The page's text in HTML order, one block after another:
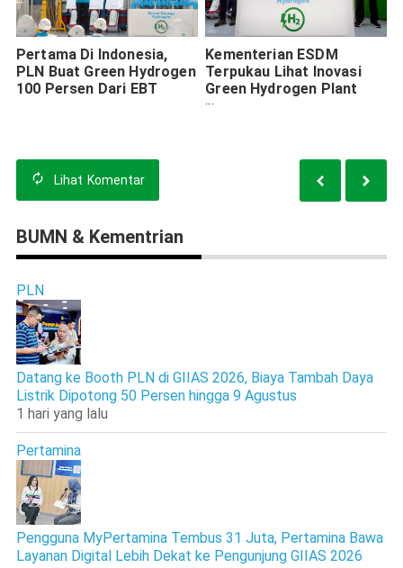
Pertama Di Indonesia,
PLN Buat Green Hydrogen
100 Persen Dari EBT
Kementerian ESDM
Terpukau Lihat Inovasi
Green Hydrogen Plant
Milik PLN
Lihat Komentar
BUMN & Kementrian
PLN
Datang ke Booth PLN di GIIAS 2026, Biaya Tambah Daya
Listrik Dipotong 50 Persen hingga 9 Agustus
1 hari yang lalu
Pertamina
Pengguna MyPertamina Tembus 31 Juta, Pertamina Bawa
Layanan Digital Lebih Dekat ke Pengunjung GIIAS 2026